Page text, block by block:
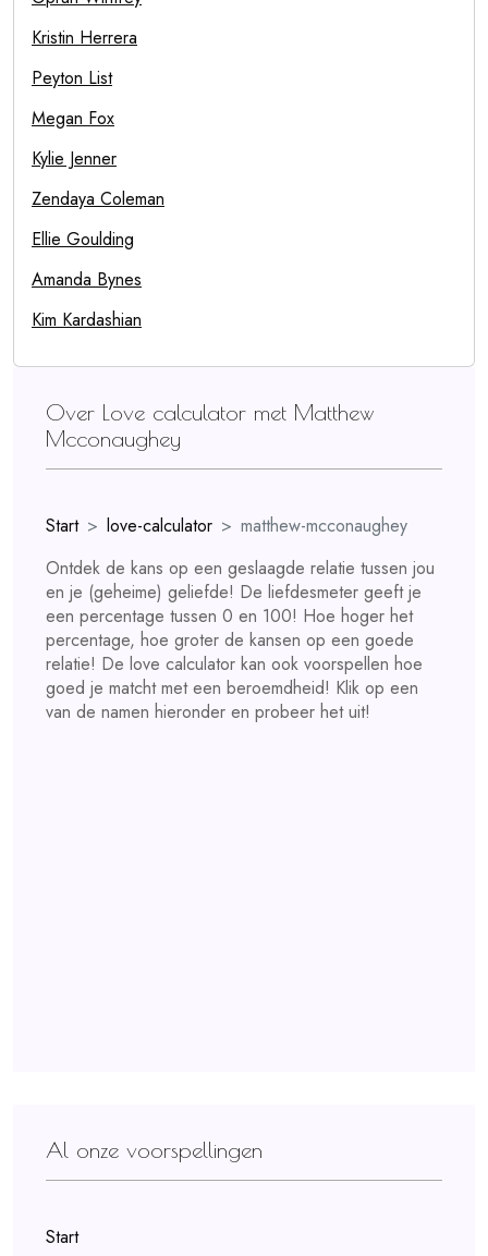
Kristin Herrera
Peyton List
Megan Fox
Kylie Jenner
Zendaya Coleman
Ellie Goulding
Amanda Bynes
Kim Kardashian
Over Love calculator met Matthew
Mcconaughey
Start love-calculator
matthew-mcconaughey
Ontdek de kans op een geslaagde relatie tussen jou
en je (geheime) geliefde! De liefdesmeter geeft je
een percentage tussen 0 en 100! Hoe hoger het
percentage, hoe groter de kansen op een goede
relatie! De love calculator kan ook voorspellen hoe
goed je matcht met een beroemdheid! Klik op een
van de namen hieronder en probeer het uit!
Al onze voorspellingen
Start